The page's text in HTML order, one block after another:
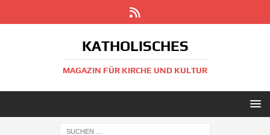
KATHOLISCHES
MAGAZIN FÜR KIRCHE UND KULTUR